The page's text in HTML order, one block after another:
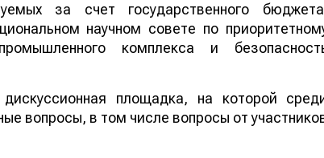
за счет государственного
научном совете по
комплекса и
площадка, на которой
вопросы, в том числе вопросы от